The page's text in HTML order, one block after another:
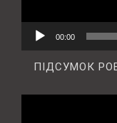
00:00
ПІДСУМОК